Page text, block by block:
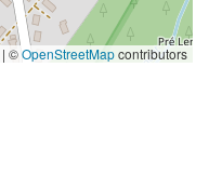
| ©OpenStreetMapcontributors